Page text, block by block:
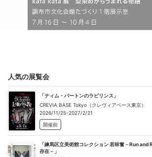
人気の展覧会
「ティム・バートンのラビリンス」
CREVIA BASE Tokyo（クレヴィアベース東京）
2026/11/25-2027/2/21
開催前
「練馬区立美術館コレクション 若林奮－Run
存在－」